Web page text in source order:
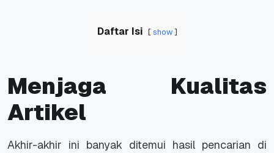
Daftar Isi show
Menjaga Kualitas
Artikel
Akhir-akhir ini banyak ditemui hasil pencarian di